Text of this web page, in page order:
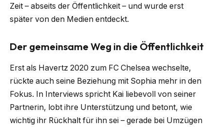
Zeit – abseits der Öffentlichkeit – und wurde erst
später von den Medien entdeckt.
Der gemeinsame Weg in die Öffentlichkeit
Erst als Havertz 2020 zum FC Chelsea wechselte,
rückte auch seine Beziehung mit Sophia mehr in den
Fokus. In Interviews spricht Kai liebevoll von seiner
Partnerin, lobt ihre Unterstützung und betont, wie
wichtig ihr Rückhalt für ihn sei – gerade bei Umzügen